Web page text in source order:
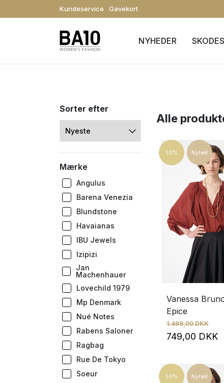
Kundeservice Gavekort
NYHEDER
Mærke
Angulus
Barena Venezia
Blundstone
Havaianas
IBU Jewels
Izipizi
Jan
Machenhauer
Lovechild 1979
Mp Denmark
Nué Notes
Rabens Saloner
Ragbag
Rue De Tokyo
Soeur
Alle
50% Nyhed
Vanessa
Epice
1.499,00 DKK
749,00 DKK
50% Nyhed